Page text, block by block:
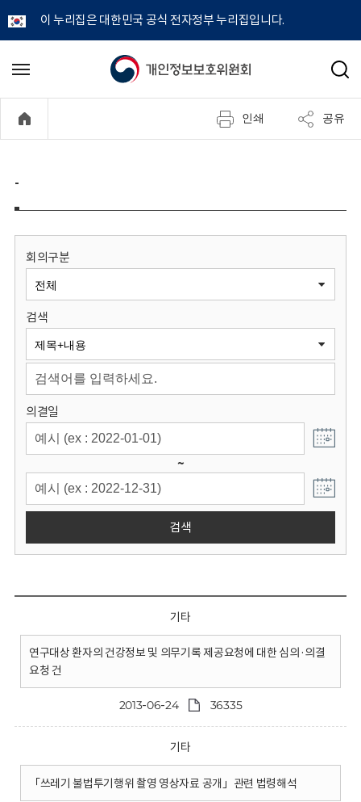
이 누리집은 대한민국 공식 전자정부 누리집입니다.
개
정
보
원
회
메
기
검
인쇄 공유
-
회의구분
검색
의결일
~
검색
기타
연구대상 환자의 건강정보 및 의무기록 제공요청에 대한 심의·의결
요청 건
2013-06-24 36335
기타
「쓰레기 불법투기행위 촬영 영상자료 공개」관련 법령해석